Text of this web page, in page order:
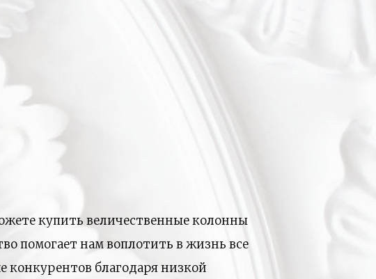
купить величественные колонны
помогает нам воплотить в жизнь все
благодаря низкой